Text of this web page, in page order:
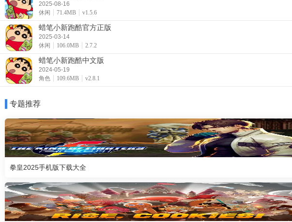
2025-08-16
休闲
71.4MB v1.5.6
蜡笔小新跑酷官方正版
2025-03-14
休闲
106.0MB 2.7.2
蜡笔小新跑酷中文版
2024-05-19
角色
109.6MB v2.8.1
专题推荐
拳皇2025手机版下载大全